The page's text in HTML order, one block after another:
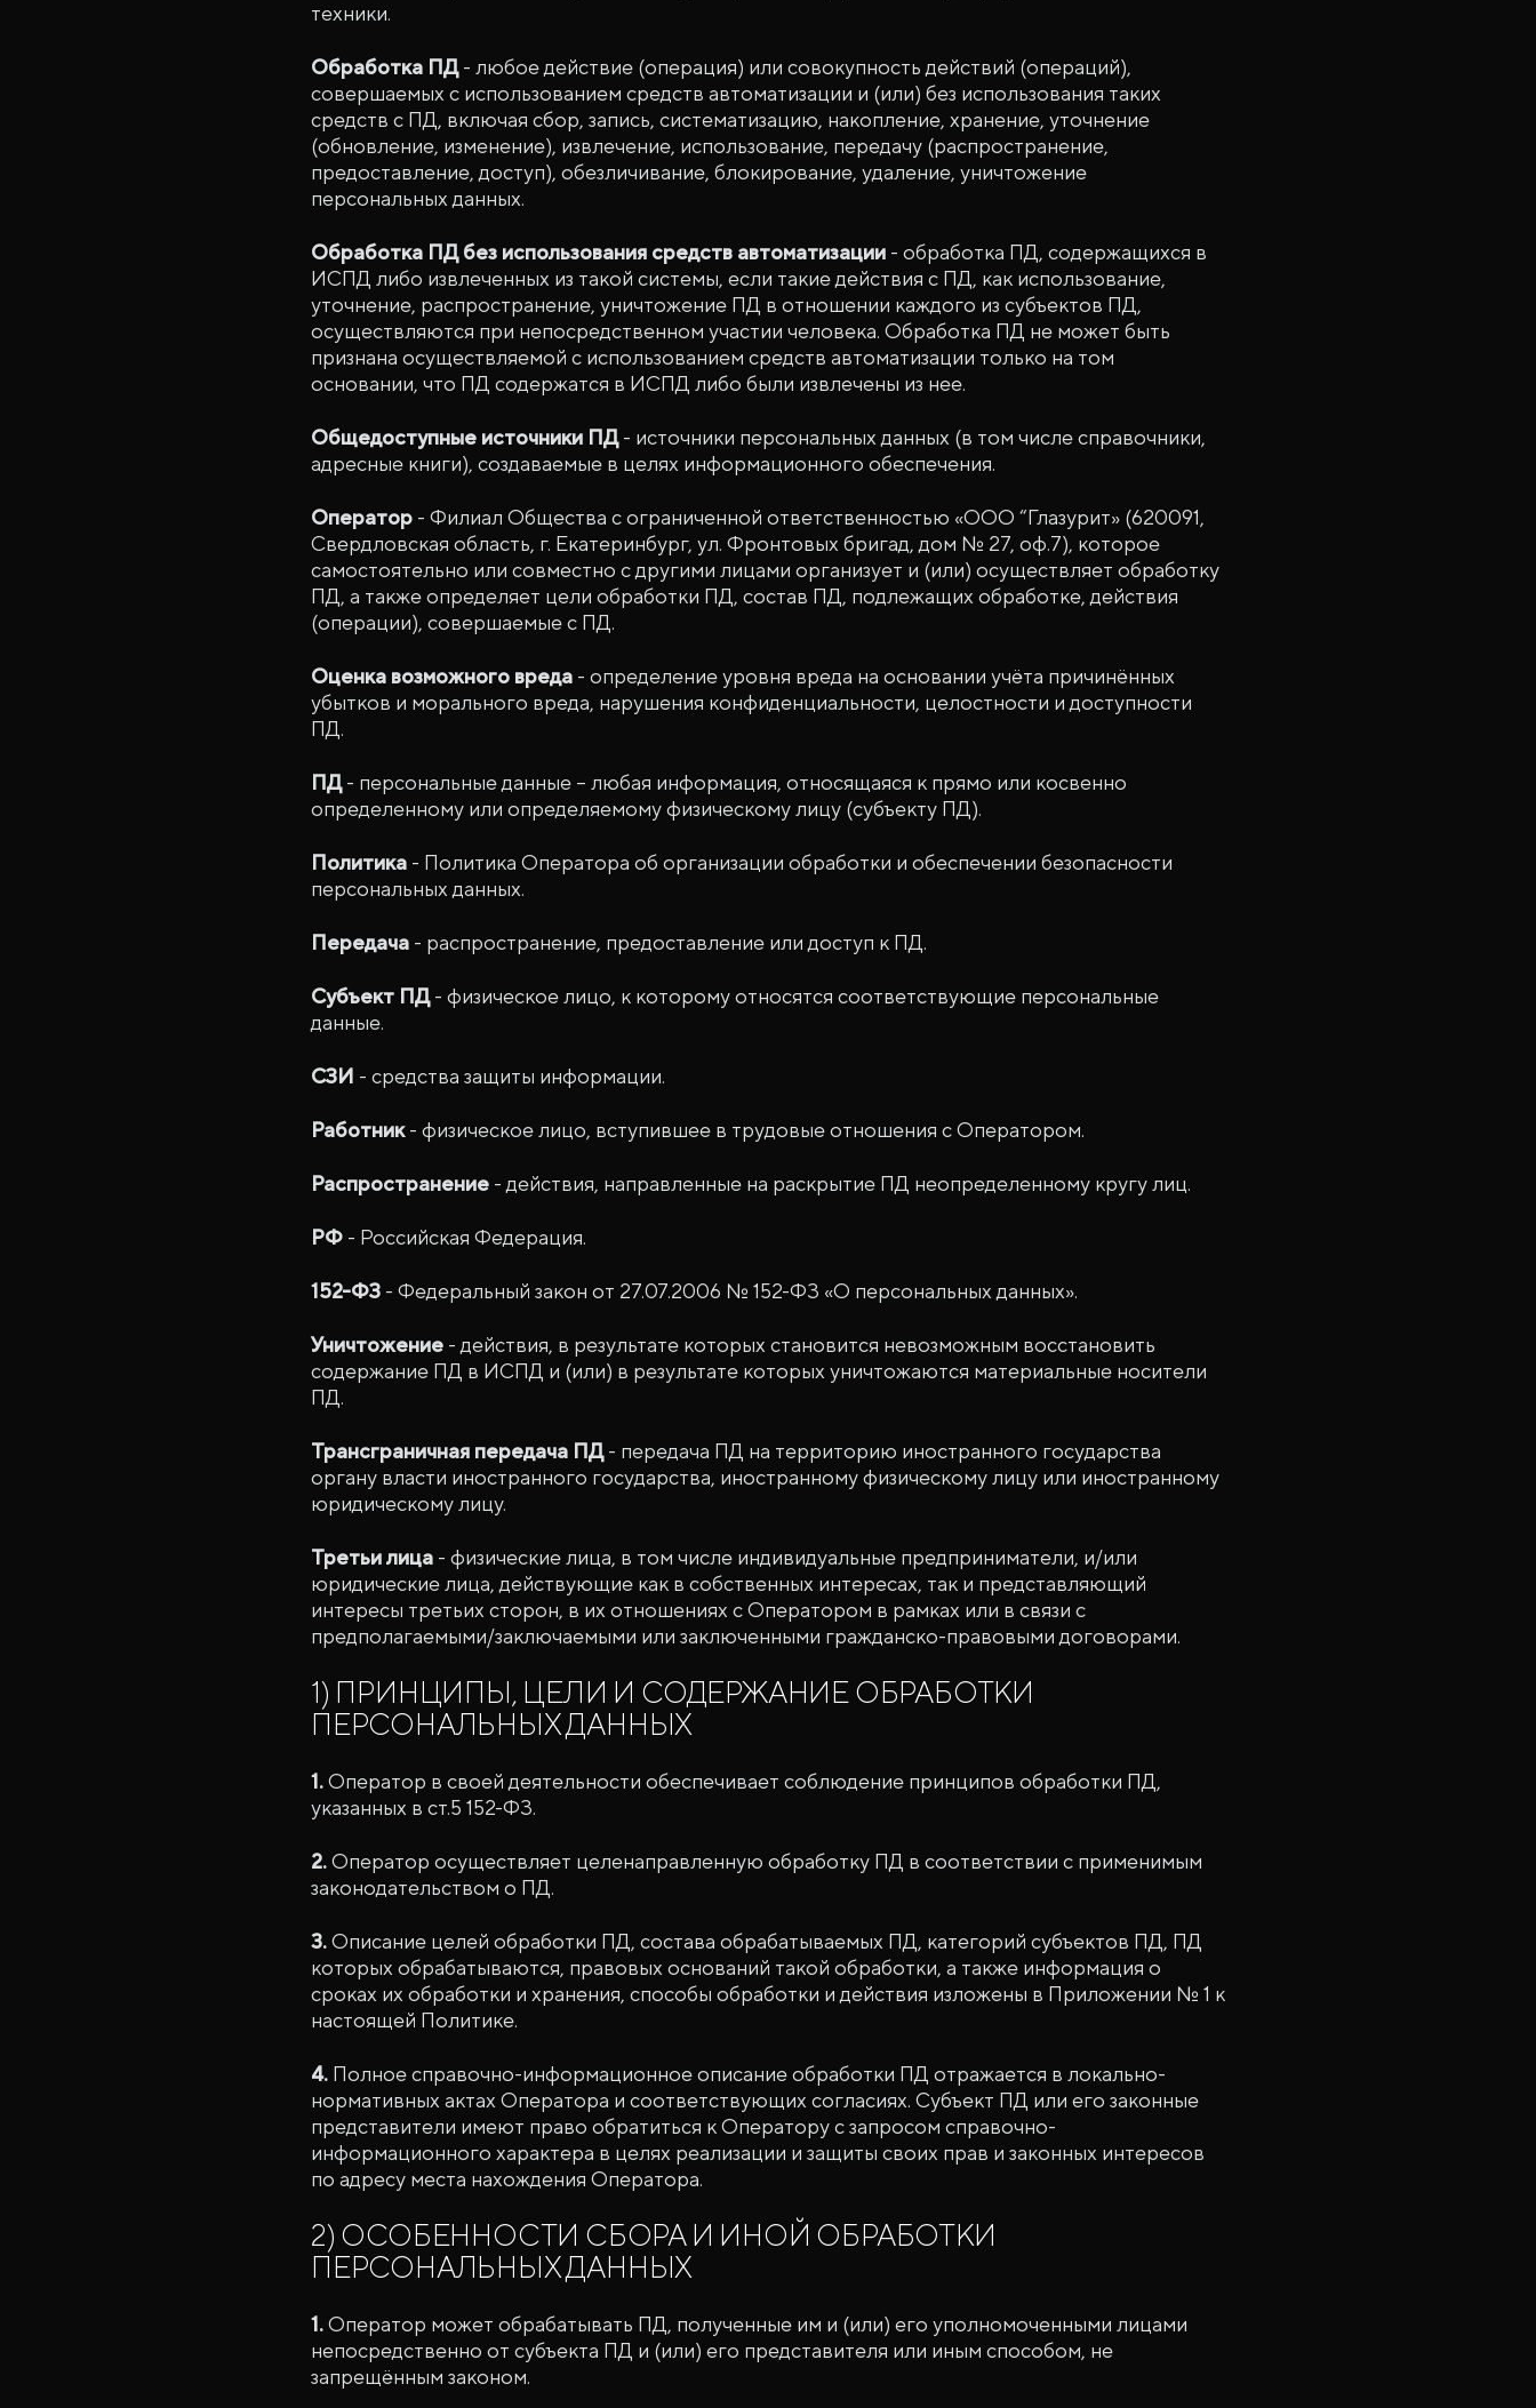
техники.
Обработка ПД- любое действие (операция) или совокупность действий (операций),
совершаемых с использованием средств автоматизации и (или) без использования таких
средств с ПД, включая сбор, запись, систематизацию, накопление, хранение, уточнение
(обновление, изменение), извлечение, использование, передачу (распространение,
предоставление, доступ), обезличивание, блокирование, удаление, уничтожение
персональных данных.
Обработка ПД без использования средств автоматизации - обработка ПД, содержащихся в
ИСПД либо извлеченных из такой системы, если такие действия с ПД, как использование,
уточнение, распространение, уничтожение ПД в отношении каждого из субъектов ПД,
осуществляются при непосредственном участии человека. Обработка ПД не может быть
признана осуществляемой с использованием средств автоматизации только на том
основании, что ПД содержатся в ИСПД либо были извлечены из нее.
Общедоступные источники ПД- источники персональных данных (в том числе справочники,
адресные книги), создаваемые в целях информационного обеспечения.
Оператор - Филиал Общества с ограниченной ответственностью «ООО “Глазурит» (620091,
Свердловская область, г. Екатеринбург, ул. Фронтовых бригад, дом № 27, оф.7), которое
самостоятельно или совместно с другими лицами организует и (или) осуществляет обработку
ПД, а также определяет цели обработки ПД, состав ПД, подлежащих обработке, действия
(операции), совершаемые с ПД.
Оценка возможного вреда - определение уровня вреда на основании учёта причинённых
убытков и морального вреда, нарушения конфиденциальности, целостности и доступности
ПД.
ПД- персональные данные – любая информация, относящаяся к прямо или косвенно
определенному или определяемому физическому лицу (субъекту ПД).
Политика - Политика Оператора об организации обработки и обеспечении безопасности
персональных данных.
Передача - распространение, предоставление или доступ к ПД.
Субъект ПД- физическое лицо, к которому относятся соответствующие персональные
данные.
СЗИ - средства защиты информации.
Работник- физическое лицо, вступившее в трудовые отношения с Оператором.
Распространение - действия, направленные на раскрытие ПД неопределенному кругу лиц.
РФ - Российская Федерация.
152-ФЗ - Федеральный закон от 27.07.2006 № 152-ФЗ «О персональных данных».
Уничтожение - действия, в результате которых становится невозможным восстановить
содержание ПД в ИСПД и (или) в результате которых уничтожаются материальные носители
ПД.
Трансграничная передача ПД- передача ПД на территорию иностранного государства
органу власти иностранного государства, иностранному физическому лицу или иностранному
юридическому лицу.
Третьи лица - физические лица, в том числе индивидуальные предприниматели, и/или
юридические лица, действующие как в собственных интересах, так и представляющий
интересы третьих сторон, в их отношениях с Оператором в рамках или в связи с
предполагаемыми/заключаемыми или заключенными гражданско-правовыми договорами.
1) ПРИНЦИПЫ, ЦЕЛИ И СОДЕРЖАНИЕ ОБРАБОТКИ
ПЕРСОНАЛЬНЫХ ДАННЫХ
1.Оператор в своей деятельности обеспечивает соблюдение принципов обработки ПД,
указанных в ст.5 152-ФЗ.
2.Оператор осуществляет целенаправленную обработку ПД в соответствии с применимым
законодательством о ПД.
3.Описание целей обработки ПД, состава обрабатываемых ПД, категорий субъектов ПД, ПД
которых обрабатываются, правовых оснований такой обработки, а также информация о
сроках их обработки и хранения, способы обработки и действия изложены в Приложении № 1 к
настоящей Политике.
4. Полное справочно-информационное описание обработки ПД отражается в локально-
нормативных актах Оператора и соответствующих согласиях. Субъект ПД или его законные
представители имеют право обратиться к Оператору с запросом справочно-
информационного характера в целях реализации и защиты своих прав и законных интересов
по адресу места нахождения Оператора.
2) ОСОБЕННОСТИ СБОРА И ИНОЙ ОБРАБОТКИ
ПЕРСОНАЛЬНЫХ ДАННЫХ
1.Оператор может обрабатывать ПД, полученные им и (или) его уполномоченными лицами
непосредственно от субъекта ПД и (или) его представителя или иным способом, не
запрещённым законом.